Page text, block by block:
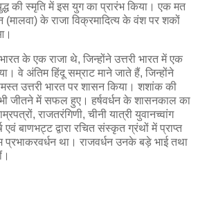
की स्मृति में इस युग का प्रारंभ किया। एक मत
के राजा विक्रमादित्य के वंश पर शकों
के एक राजा थे, जिन्होंने उत्तरी भारत में एक
वे अंतिम हिंदू सम्राट माने जाते हैं, जिन्होंने
उत्तरी भारत पर शासन किया। शशांक की
जीतने में सफल हुए। हर्षवर्धन के शासनकाल का
राजतरंगिणी, चीनी यात्री युवानच्वांग
एवं बाणभट्ट द्वारा रचित संस्कृत ग्रंथों में प्राप्त
प्रभाकरवर्धन था। राजवर्धन उनके बड़े भाई तथा